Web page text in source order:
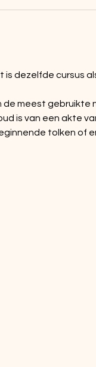
dezelfde cursus
meest gebruikte
is van een akte
tolken of